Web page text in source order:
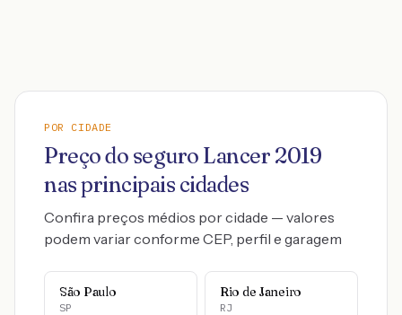
POR CIDADE
Preço do seguro Lancer 2019
nas principais cidades
Confira preços médios por cidade — valores
podem variar conforme CEP, perfil e garagem
São Paulo
SP
Rio de Janeiro
RJ